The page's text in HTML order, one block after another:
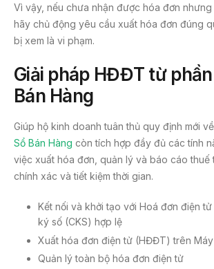
Vì vậy, nếu chưa nhận được hóa đơn
hãy chủ động yêu cầu xuất hóa đơn đúng
bị xem là vi phạm.
Giải pháp HĐĐT từ
Bán Hàng
Giúp hộ kinh doanh tuân thủ quy định mới
Sổ Bán Hàng còn tích hợp đầy đủ các tính
việc xuất hóa đơn, quản lý và báo cáo thuế
chính xác và tiết kiệm thời gian.
Kết nối và khởi tạo với Hoá đơn điện
ký số (CKS) hợp lệ
Xuất hóa đơn điện tử (HĐĐT) trên Máy
Quản lý toàn bộ hóa đơn điện tử